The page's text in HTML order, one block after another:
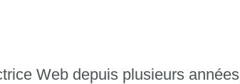
Web depuis plusieurs